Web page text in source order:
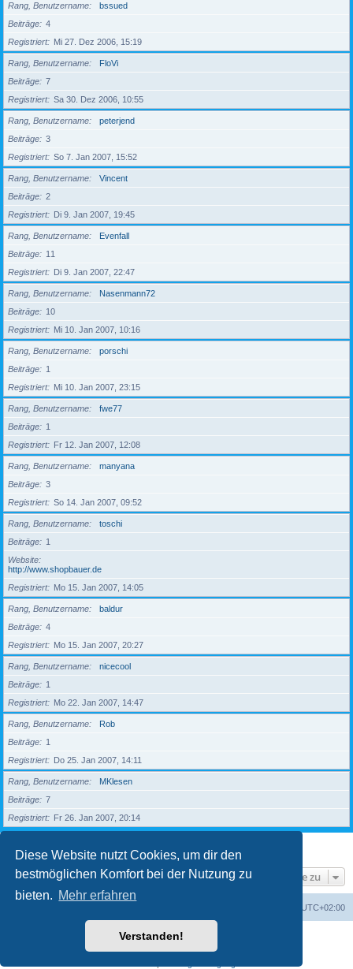
Diese Website nutzt Cookies, um dir den
bestmöglichen Komfort bei der Nutzung zu
bieten. Mehr erfahren
Verstanden!
Rang, Benutzername
bssued
Beiträge
4
Registriert
Mi 27. Dez 2006, 15:19
Rang, Benutzername
FloVi
Beiträge
7
Registriert
Sa 30. Dez 2006, 10:55
Rang, Benutzername
peterjend
Beiträge
3
Registriert
So 7. Jan 2007, 15:52
Rang, Benutzername
Vincent
Beiträge
2
Registriert
Di 9. Jan 2007, 19:45
Rang, Benutzername
Evenfall
Beiträge
11
Registriert
Di 9. Jan 2007, 22:47
Rang, Benutzername
Nasenmann72
Beiträge
10
Registriert
Mi 10. Jan 2007, 10:16
Rang, Benutzername
porschi
Beiträge
1
Registriert
Mi 10. Jan 2007, 23:15
Rang, Benutzername
fwe77
Beiträge
1
Registriert
Fr 12. Jan 2007, 12:08
Rang, Benutzername
manyana
Beiträge
3
Registriert
So 14. Jan 2007, 09:52
Rang, Benutzername
toschi
Beiträge
1
Website
http://www.shopbauer.de
Registriert
Mo 15. Jan 2007, 14:05
Rang, Benutzername
baldur
Beiträge
4
Registriert
Mo 15. Jan 2007, 20:27
Rang, Benutzername
nicecool
Beiträge
1
Registriert
Mo 22. Jan 2007, 14:47
Rang, Benutzername
Rob
Beiträge
1
Registriert
Do 25. Jan 2007, 14:11
Rang, Benutzername
MKlesen
Beiträge
7
Registriert
Fr 26. Jan 2007, 20:14
203 Mitglieder 1 2 3 4 5
Gehe zu
UTC+02:00
Powered byphpBB® Forum Software © phpBB Limited
phpBB.de